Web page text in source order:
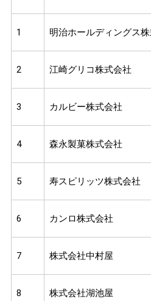
1 明治ホールディングス
2 江崎グリコ株式会社
3 カルビー株式会社
4 森永製菓株式会社
5 寿スピリッツ株式会社
6 カンロ株式会社
7 株式会社中村屋
8 株式会社湖池屋